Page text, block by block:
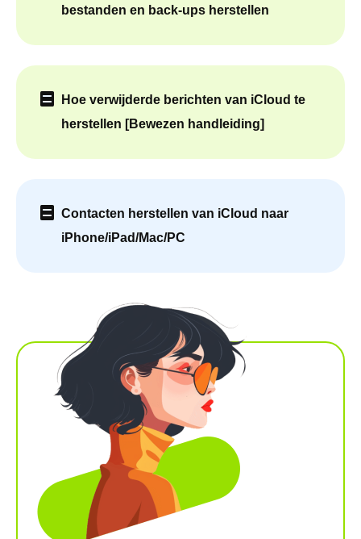
bestanden en back-ups herstellen
Hoe verwijderde berichten van iCloud te
herstellen [Bewezen handleiding]
Contacten herstellen van iCloud naar
iPhone/iPad/Mac/PC